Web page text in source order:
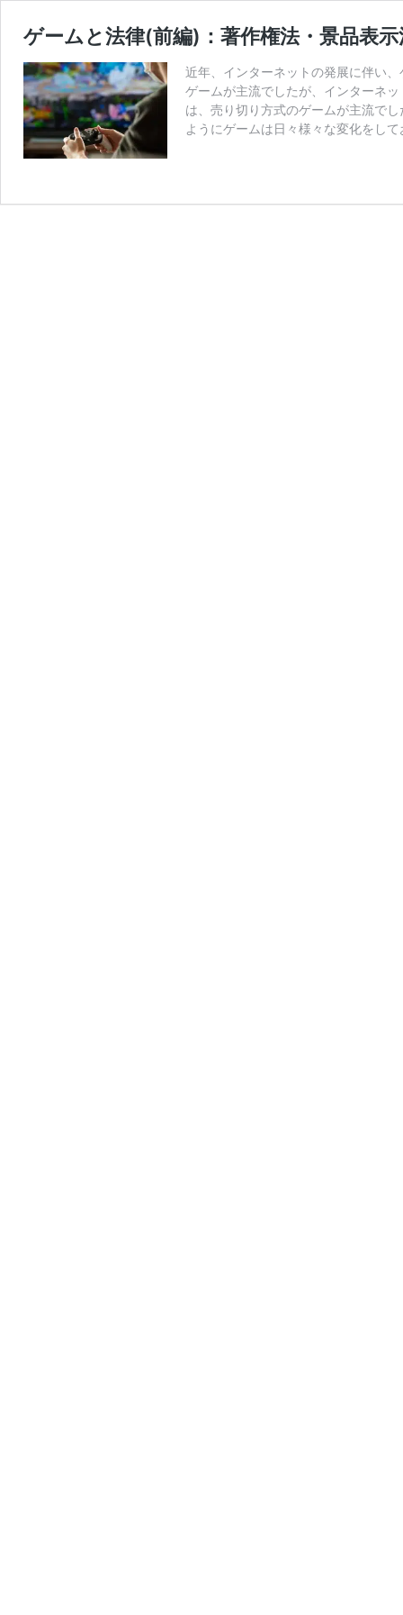
ゲームと法律(前編)：著作権法・景品表
近年、インターネットの発展に伴い
ゲームが主流でしたが、インターネ
は、売り切り方式のゲームが主流で
ようにゲームは日々様々な変化をし